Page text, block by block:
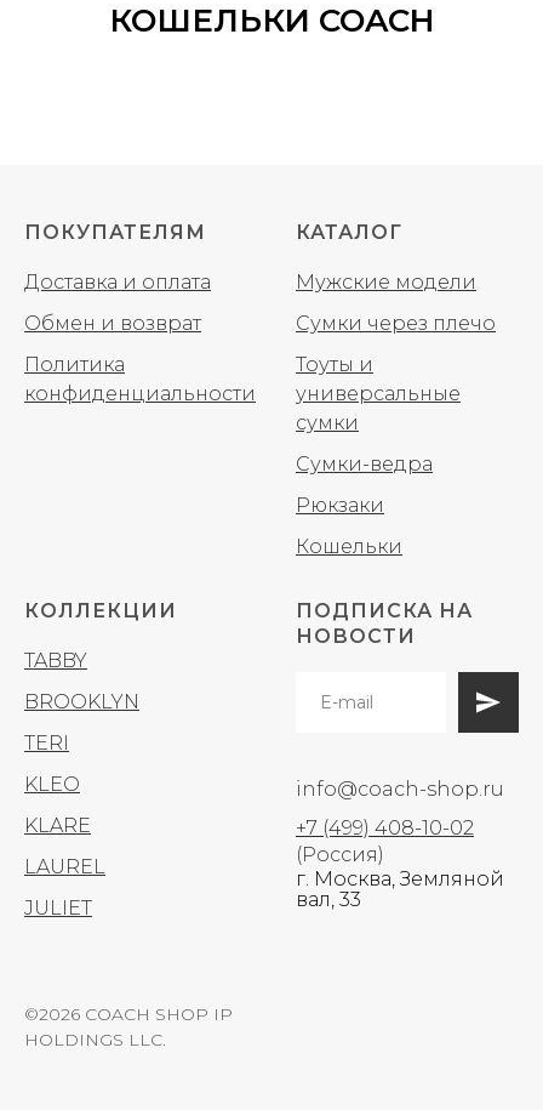
КОШЕЛЬКИ COACH
ПОКУПАТЕЛЯМ
Доставка и оплата
Обмен и возврат
Политика
конфиденциальности
КАТАЛОГ
Мужские модели
Сумки через плечо
Тоуты и
универсальные
сумки
Сумки-ведра
Рюкзаки
Кошельки
КОЛЛЕКЦИИ
TABBY
BROOKLYN
TERI
KLEO
KLARE
LAUREL
JULIET
ПОДПИСКА НА
НОВОСТИ
info@coach-shop.ru
+7 (499) 408-10-02
(Россия)
г. Москва, Земляной
вал, 33
©2026 COACH SHOP IP
HOLDINGS LLC.